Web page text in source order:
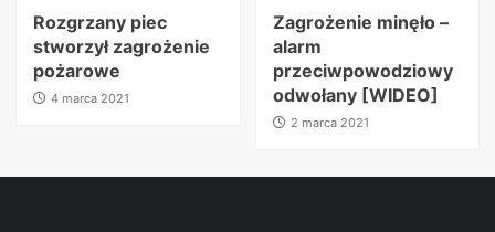
Rozgrzany piec
stworzył zagrożenie
pożarowe
4 marca 2021
Zagrożenie minęło –
alarm
przeciwpowodziowy
odwołany [WIDEO]
2 marca 2021